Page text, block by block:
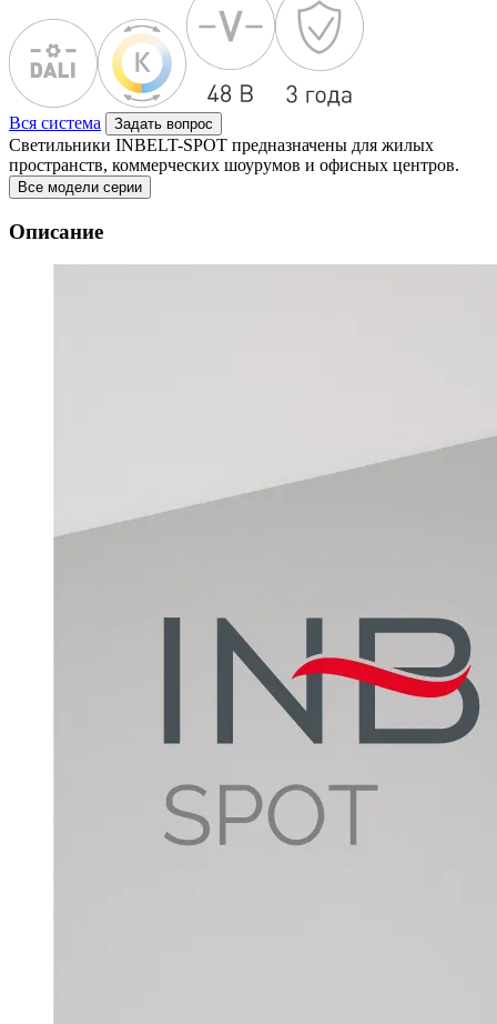
Вся система Задать вопрос
Светильники INBELT-SPOT предназначены для жилых
пространств, коммерческих шоурумов и офисных центров.
Все модели серии
Описание